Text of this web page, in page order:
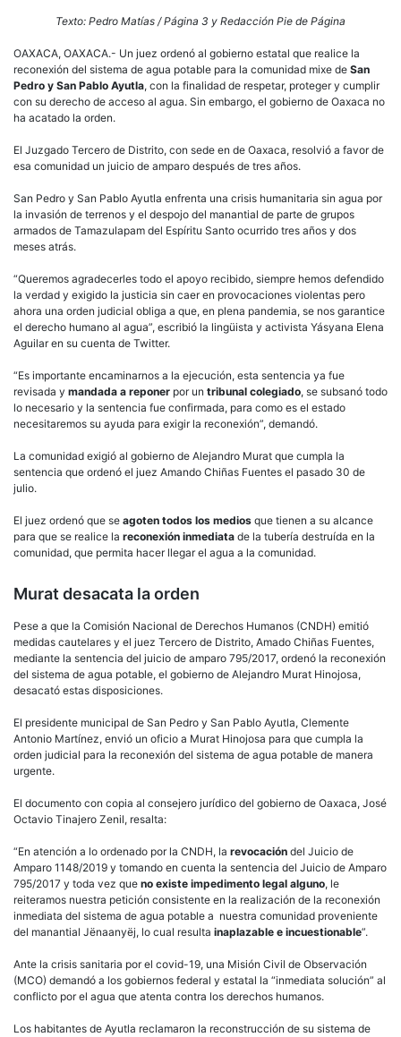
Texto: Pedro Matías / Página 3 y Redacción Pie de Página
OAXACA, OAXACA.- Un juez ordenó al gobierno estatal que realice la
reconexión del sistema de agua potable para la comunidad mixe de San
Pedro y San Pablo Ayutla, con la finalidad de respetar, proteger y cumplir
con su derecho de acceso al agua. Sin embargo, el gobierno de Oaxaca no
ha acatado la orden.
El Juzgado Tercero de Distrito, con sede en de Oaxaca, resolvió a favor de
esa comunidad un juicio de amparo después de tres años.
San Pedro y San Pablo Ayutla enfrenta una crisis humanitaria sin agua por
la invasión de terrenos y el despojo del manantial de parte de grupos
armados de Tamazulapam del Espíritu Santo ocurrido tres años y dos
meses atrás.
“Queremos agradecerles todo el apoyo recibido, siempre hemos defendido
la verdad y exigido la justicia sin caer en provocaciones violentas pero
ahora una orden judicial obliga a que, en plena pandemia, se nos garantice
el derecho humano al agua”, escribió la lingüista y activista Yásyana Elena
Aguilar en su cuenta de Twitter.
“Es importante encaminarnos a la ejecución, esta sentencia ya fue
revisada y mandada a reponer por un tribunal colegiado, se subsanó todo
lo necesario y la sentencia fue confirmada, para como es el estado
necesitaremos su ayuda para exigir la reconexión”, demandó.
La comunidad exigió al gobierno de Alejandro Murat que cumpla la
sentencia que ordenó el juez Amando Chiñas Fuentes el pasado 30 de
julio.
El juez ordenó que se agoten todos los medios que tienen a su alcance
para que se realice la reconexión inmediata de la tubería destruída en la
comunidad, que permita hacer llegar el agua a la comunidad.
Murat desacata la orden
Pese a que la Comisión Nacional de Derechos Humanos (CNDH) emitió
medidas cautelares y el juez Tercero de Distrito, Amado Chiñas Fuentes,
mediante la sentencia del juicio de amparo 795/2017, ordenó la reconexión
del sistema de agua potable, el gobierno de Alejandro Murat Hinojosa,
desacató estas disposiciones.
El presidente municipal de San Pedro y San Pablo Ayutla, Clemente
Antonio Martínez, envió un oficio a Murat Hinojosa para que cumpla la
orden judicial para la reconexión del sistema de agua potable de manera
urgente.
El documento con copia al consejero jurídico del gobierno de Oaxaca, José
Octavio Tinajero Zenil, resalta:
“En atención a lo ordenado por la CNDH, la revocación del Juicio de
Amparo 1148/2019 y tomando en cuenta la sentencia del Juicio de Amparo
795/2017 y toda vez que no existe impedimento legal alguno, le
reiteramos nuestra petición consistente en la realización de la reconexión
inmediata del sistema de agua potable a nuestra comunidad proveniente
del manantial Jënaanyëj, lo cual resulta inaplazable e incuestionable”.
Ante la crisis sanitaria por el covid-19, una Misión Civil de Observación
(MCO) demandó a los gobiernos federal y estatal la “inmediata solución” al
conflicto por el agua que atenta contra los derechos humanos.
Los habitantes de Ayutla reclamaron la reconstrucción de su sistema de